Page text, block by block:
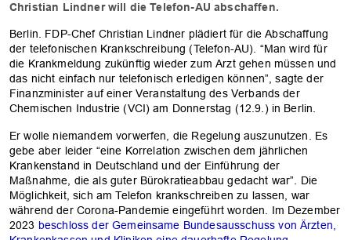
Christian Lindner will die Telefon-AU abschaffen.
Berlin. FDP-Chef Christian Lindner plädiert für die Abschaffung
der telefonischen Krankschreibung (Telefon-AU). “Man wird für
die Krankmeldung zukünftig wieder zum Arzt gehen müssen und
das nicht einfach nur telefonisch erledigen können”, sagte der
Finanzminister auf einer Veranstaltung des Verbands der
Chemischen Industrie (VCI) am Donnerstag (12.9.) in Berlin.
Er wolle niemandem vorwerfen, die Regelung auszunutzen. Es
gebe aber leider “eine Korrelation zwischen dem jährlichen
Krankenstand in Deutschland und der Einführung der
Maßnahme, die als guter Bürokratieabbau gedacht war”. Die
Möglichkeit, sich am Telefon krankschreiben zu lassen, war
während der Corona-Pandemie eingeführt worden. Im Dezember
2023 beschloss der Gemeinsame Bundesausschuss von Ärzten,